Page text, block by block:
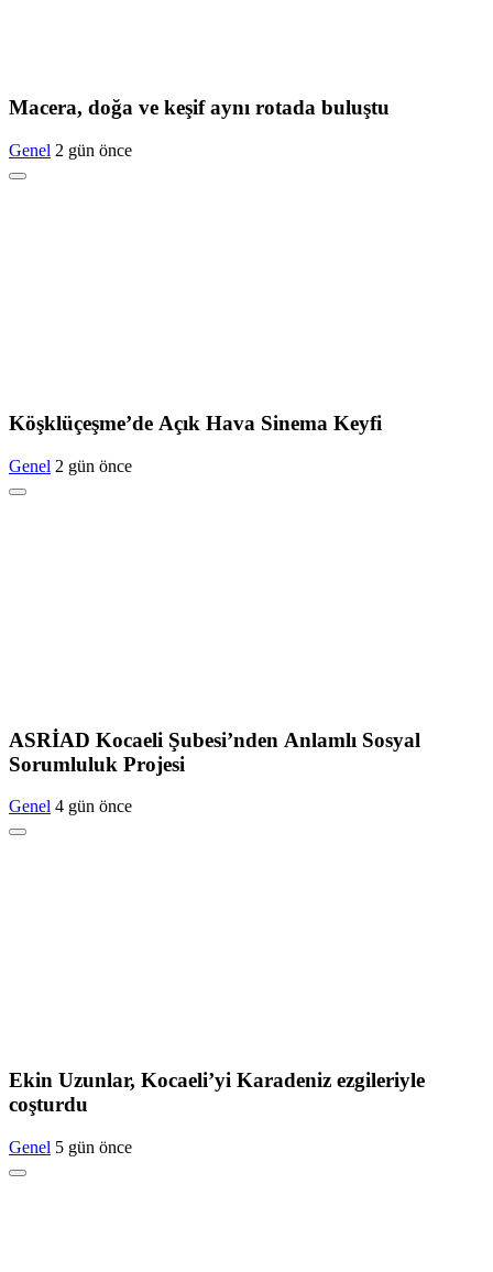
Macera, doğa ve keşif aynı rotada buluştu
Genel 2 gün önce
Köşklüçeşme’de Açık Hava Sinema Keyfi
Genel 2 gün önce
ASRİAD Kocaeli Şubesi’nden Anlamlı Sosyal
Sorumluluk Projesi
Genel 4 gün önce
Ekin Uzunlar, Kocaeli’yi Karadeniz ezgileriyle
coşturdu
Genel 5 gün önce